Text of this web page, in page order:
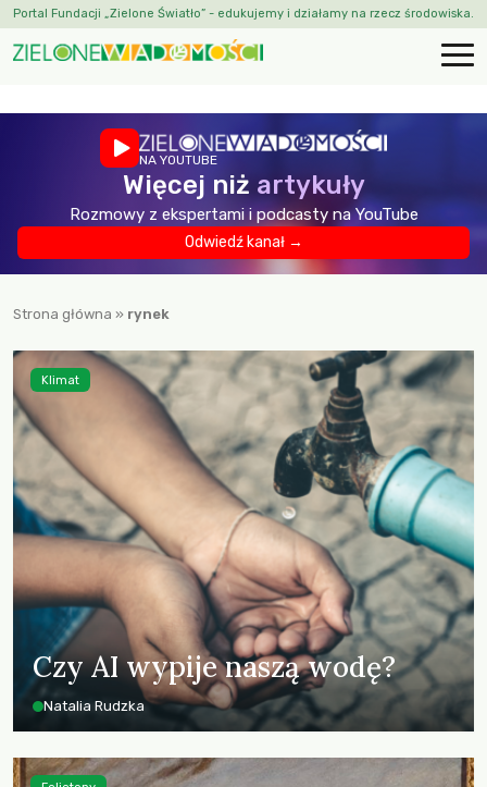
Portal Fundacji „Zielone Światło” - edukujemy i działamy na rzecz środowiska.
NA YOUTUBE
Więcej niż artykuły
Rozmowy z ekspertami i podcasty na YouTube
Odwiedź kanał →
Strona główna » rynek
Czy AI wypije naszą wodę?
Natalia Rudzka
Klimat